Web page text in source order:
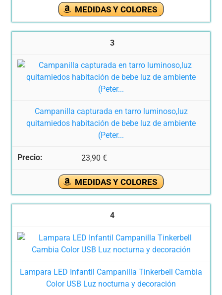
MEDIDAS Y COLORES
3
Campanilla capturada en tarro luminoso,luz
quitamiedos habitación de bebe luz de ambiente
(Peter...
23,90 €
MEDIDAS Y COLORES
4
Lampara LED Infantil Campanilla Tinkerbell Cambia
Color USB Luz nocturna y decoración